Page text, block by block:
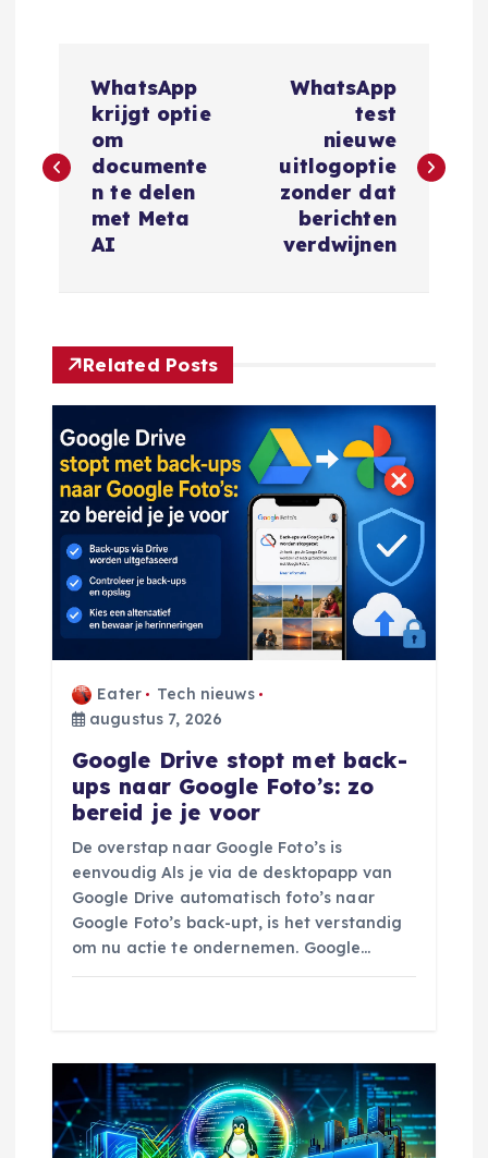
r
h
t
n
a
v
g
WhatsApp
krijgt optie
om
documente
n te delen
met Meta
AI
WhatsApp
test
nieuwe
uitlogoptie
zonder dat
berichten
verdwijnen
Related Posts
Eater
Tech nieuws
augustus 7, 2026
Google Drive stopt met back-
ups naar Google Foto’s: zo
bereid je je voor
De overstap naar Google Foto’s is
eenvoudig Als je via de desktopapp van
Google Drive automatisch foto’s naar
Google Foto’s back-upt, is het verstandig
om nu actie te ondernemen. Google…